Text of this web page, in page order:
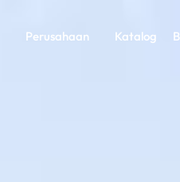
Perusahaan Katalog